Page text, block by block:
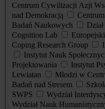
Centrum Cywilizacji Azji
nad Demokracją
Badań Naukowych
Cognition Lab
Coping Research Group
Instytut Nauk
Projektowania
Instytut
Lewiatan
Młodzi w
Badań nad Stresem
SWPS
Wydział
Wydział Nauk